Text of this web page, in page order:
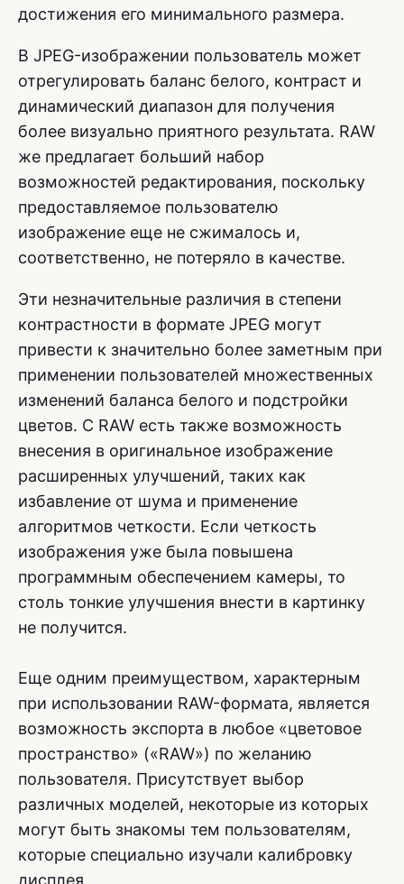
достижения его минимального размера.
В JPEG-изображении пользователь может
отрегулировать баланс белого, контраст и
динамический диапазон для получения
более визуально приятного результата. RAW
же предлагает больший набор
возможностей редактирования, поскольку
предоставляемое пользователю
изображение еще не сжималось и,
соответственно, не потеряло в качестве.
Эти незначительные различия в степени
контрастности в формате JPEG могут
привести к значительно более заметным при
применении пользователей множественных
изменений баланса белого и подстройки
цветов. С RAW есть также возможность
внесения в оригинальное изображение
расширенных улучшений, таких как
избавление от шума и применение
алгоритмов четкости. Если четкость
изображения уже была повышена
программным обеспечением камеры, то
столь тонкие улучшения внести в картинку
не получится.
Еще одним преимуществом, характерным
при использовании RAW-формата, является
возможность экспорта в любое «цветовое
пространство» («RAW») по желанию
пользователя. Присутствует выбор
различных моделей, некоторые из которых
могут быть знакомы тем пользователям,
которые специально изучали калибровку